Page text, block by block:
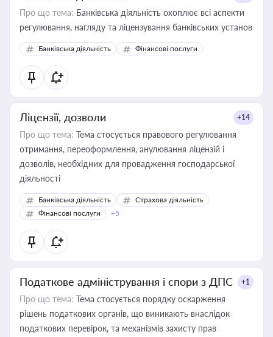
Про що тема: Банківська діяльність охоплює всі аспекти
регулювання, нагляду та ліцензування банківських установ
Банківська діяльність Фінансові послуги
Ліцензії, дозволи +14
Про що тема: Тема стосується правового регулювання
отримання, переоформлення, анулювання ліцензій і
дозволів, необхідних для провадження господарської
діяльності
Банківська діяльність
Страхова діяльність
Фінансові послуги
+5
Податкове адміністрування і спори з ДПС +1
Про що тема: Тема стосується порядку оскарження
рішень податкових органів, що виникають внаслідок
податкових перевірок, та механізмів захисту прав